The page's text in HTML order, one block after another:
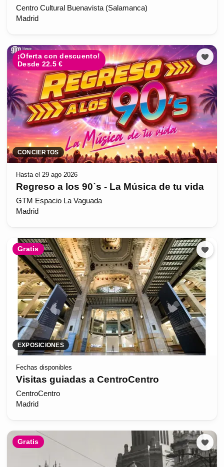
Centro Cultural Buenavista (Salamanca)
Madrid
¡Oferta con descuento!
Desde 22.5 €
CONCIERTOS
Hasta el 29 ago 2026
Regreso a los 90`s - La Música de tu vida
GTM Espacio La Vaguada
Madrid
Gratis
EXPOSICIONES
Fechas disponibles
Visitas guiadas a CentroCentro
CentroCentro
Madrid
Gratis